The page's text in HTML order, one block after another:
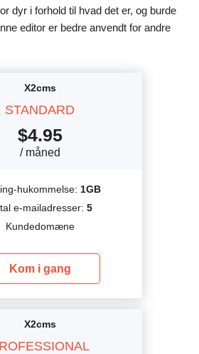
dyr i forhold til hvad det er, og burde
editor er bedre anvendt for andre
X2cms
STANDARD
$4.95
/ måned
hukommelse: 1GB
e-mailadresser: 5
Kundedomæne
Kom i gang
X2cms